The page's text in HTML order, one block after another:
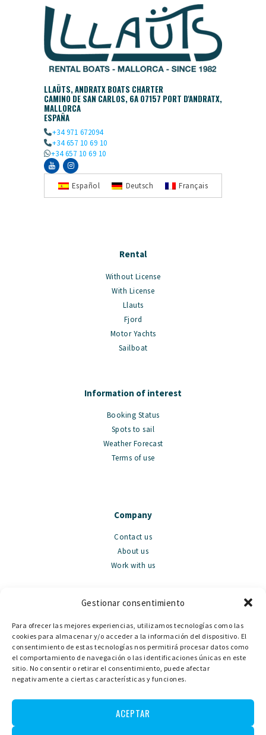
Gestionar consentimiento
Para ofrecer las mejores experiencias, utilizamos tecnologías como las
cookies para almacenar y/o acceder a la información del dispositivo. El
consentimiento de estas tecnologías nos permitirá procesar datos como
el comportamiento de navegación o las identificaciones únicas en este
sitio. No consentir o retirar el consentimiento, puede afectar
negativamente a ciertas características y funciones.
ACEPTAR
LLAÜTS, ANDRATX BOATS CHARTER
CAMINO DE SAN CARLOS, 6A 07157 PORT D'ANDRATX,
MALLORCA
ESPAÑA
+34 971 672094
+34 657 10 69 10
+34 657 10 69 10
Español Deutsch Français
Rental
Without License
With License
Llauts
Fjord
Motor Yachts
Sailboat
Information of interest
Booking Status
Spots to sail
Weather Forecast
Terms of use
Company
Contact us
About us
Work with us
Sales
Llauts
Motorboats